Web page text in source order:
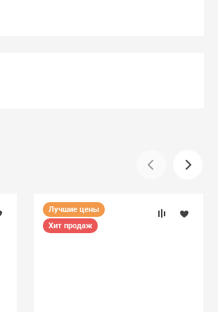
Лучшие цены
Хит продаж